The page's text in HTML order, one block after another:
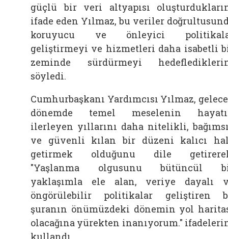
güçlü bir veri altyapısı
ifade eden Yılmaz, bu veriler
koruyucu ve önleyici
geliştirmeyi ve hizmetleri daha isabetli
zeminde sürdürmeyi
söyledi.
Cumhurbaşkanı Yardımcısı Yılmaz,
dönemde temel meselenin
ilerleyen yıllarını daha nitelikli,
ve güvenli kılan bir düzeni kalıcı
getirmek olduğunu dile
"Yaşlanma olgusunu bütüncül
yaklaşımla ele alan, veriye dayalı
öngörülebilir politikalar geliştiren
şuranın önümüzdeki dönemin yol
olacağına yürekten inanıyorum."
kullandı.